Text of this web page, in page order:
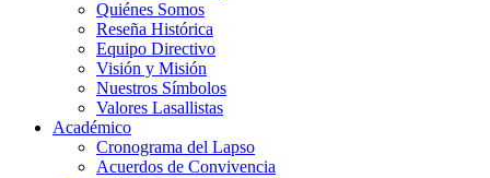
Quiénes Somos
Reseña Histórica
Equipo Directivo
Visión y Misión
Nuestros Símbolos
Valores Lasallistas
Académico
Cronograma del Lapso
Acuerdos de Convivencia